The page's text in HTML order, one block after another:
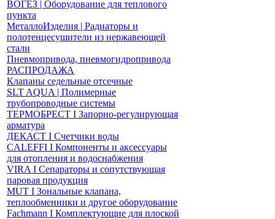
ВОГЕЗ | Оборудование для теплового
пункта
МеталлоИзделия | Радиаторы и
полотенцесушители из нержавеющей
стали
Пневмопривода, пневмогидропривода
РАСПРОДАЖА
Клапаны седельные отсечные
SLT AQUA | Полимерные
трубопроводные системы
ТЕРМОБРЕСТ І Запорно-регулирующая
арматура
ДЕКАСТ І Счетчики воды
CALEFFI І Компоненты и аксессуары
для отопления и водоснабжения
VIRA І Сепараторы и сопутствующая
паровая продукция
MUT І Зональные клапана,
теплообменники и другое оборудование
Fachmann І Комплектующие для плоской